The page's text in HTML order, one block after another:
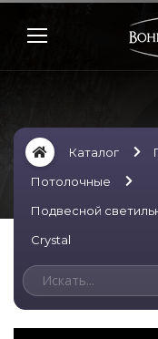
Каталог
Потолочные
Подвесной
Crystal